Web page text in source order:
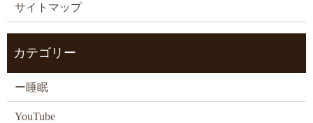
サイトマップ
カテゴリー
ー睡眠
YouTube